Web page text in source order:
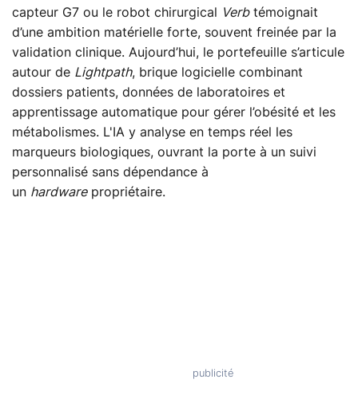
capteur G7 ou le robot chirurgical Verbtémoignait
d’une ambition matérielle forte, souvent freinée par la
validation clinique. Aujourd’hui, le portefeuille s’articule
autour de Lightpath, brique logicielle combinant
dossiers patients, données de laboratoires et
apprentissage automatique pour gérer l’obésité et les
métabolismes. L'IA y analyse en temps réel les
marqueurs biologiques, ouvrant la porte à un suivi
personnalisé sans dépendance à
un hardwarepropriétaire.